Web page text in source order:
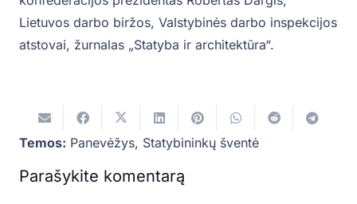
Lietuvos darbo biržos, Valstybinės darbo inspekcijos
atstovai, žurnalas „Statyba ir architektūra“.
Temos: Panevėžys, Statybininkų šventė
Parašykite komentarą